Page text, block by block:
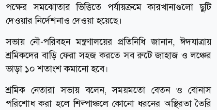
পক্ষের সমঝোতার ভিত্তিতে পর্যায়ক্রমে কারখানাগুলো ছুটি
দেওয়ার নির্দেশনাও দেওয়া হয়েছে।
সভায় নৌ-পরিবহন মন্ত্রণালয়ের প্রতিনিধি জানান, ঈদযাত্রায়
শ্রমিকদের বাড়ি ফেরা সহজ করতে সব রুটে জাহাজ ও লঞ্চের
ভাড়া ১০ শতাংশ কমানো হবে।
শ্রমিক নেতারা সভায় বলেন, সময়মতো বেতন ও বোনাস
পরিশোধ করা হলে শিল্পাঞ্চলে কোনো ধরনের অস্থিরতা তৈরি